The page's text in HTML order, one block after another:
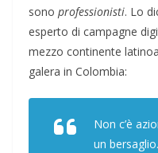
sono professionisti. Lo
esperto di campagne
mezzo continente
galera in Colombia:
Non c’è
un